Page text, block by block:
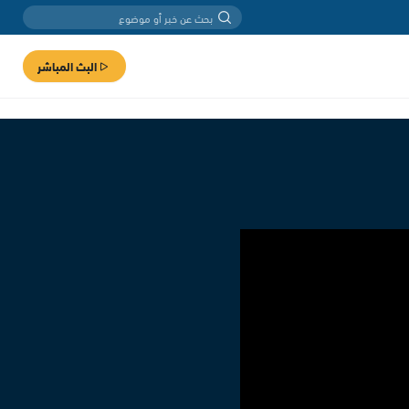
البث المباشر